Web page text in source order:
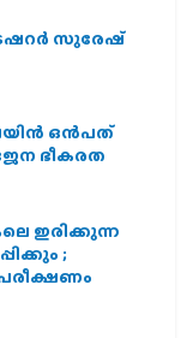
സുരേഷ്
ഒന്‍പത്
ഭീകരത
ഇരിക്കുന്ന
;
പരീക്ഷണം